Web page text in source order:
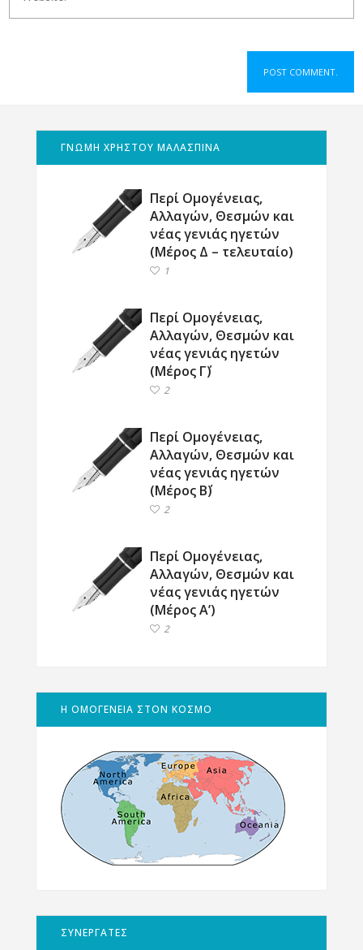
ΓΝΩΜΗ ΧΡΗΣΤΟΥ ΜΑΛΑΣΠΙΝΑ
Περί Ομογένειας,
Αλλαγών, Θεσμών και
νέας γενιάς ηγετών
(Μέρος Δ – τελευταίο)
1
Περί Ομογένειας,
Αλλαγών, Θεσμών και
νέας γενιάς ηγετών
(Μέρος Γ΄)
2
Περί Ομογένειας,
Αλλαγών, Θεσμών και
νέας γενιάς ηγετών
(Μέρος Β΄)
2
Περί Ομογένειας,
Αλλαγών, Θεσμών και
νέας γενιάς ηγετών
(Μέρος Α’)
2
Η ΟΜΟΓΕΝΕΙΑ ΣΤΟΝ ΚΟΣΜΟ
ΣΥΝΕΡΓΑΤΕΣ